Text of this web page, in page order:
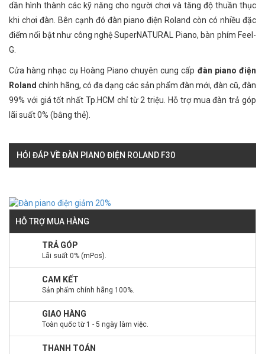
dần hình thành các kỹ năng cho người chơi và tăng độ thuần thục
khi chơi đàn. Bên cạnh đó đàn piano điện Roland còn có nhiều đặc
điểm nổi bật như công nghệ SuperNATURAL Piano, bàn phím Feel-
G.
Cửa hàng nhạc cụ Hoàng Piano chuyên cung cấp đàn piano điện
Roland chính hãng, có đa dạng các sản phẩm đàn mới, đàn cũ, đàn
99% với giá tốt nhất Tp.HCM chỉ từ 2 triệu. Hỗ trợ mua đàn trả góp
lãi suất 0% (bằng thẻ).
HỎI ĐÁP VỀ ĐÀN PIANO ĐIỆN ROLAND F30
HỖ TRỢ MUA HÀNG
TRẢ GÓP
Lãi suất 0% (mPos).
CAM KẾT
Sản phẩm chính hãng 100%.
GIAO HÀNG
Toàn quốc từ 1 - 5 ngày làm việc.
THANH TOÁN